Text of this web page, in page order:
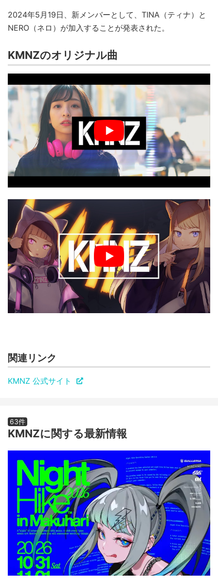
2024年5月19日、新メンバーとして、TINA（ティナ）と
NERO（ネロ）が加入することが発表された。
KMNZのオリジナル曲
関連リンク
KMNZ 公式サイト
63件
KMNZに関する最新情報